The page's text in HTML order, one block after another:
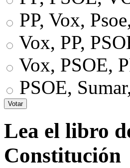
PP, Vox,
Vox, PP,
Vox, PSOE,
PSOE,
Lea el libro
Constitución